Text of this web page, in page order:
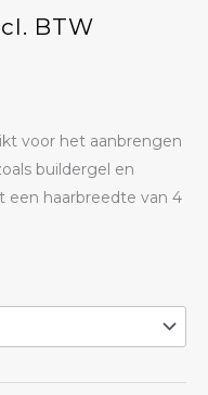
BTW
voor het aanbrengen
buildergel en
een haarbreedte van 4